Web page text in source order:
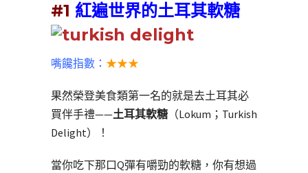
#1 紅遍世界的土耳其軟糖
嘴饞指數： ★★★
果然榮登美食類第一名的就是去土耳其必
買伴手禮——土耳其軟糖 （Lokum；Turkish
Delight）！
當你吃下那口Q彈有嚼勁的軟糖，你有想過